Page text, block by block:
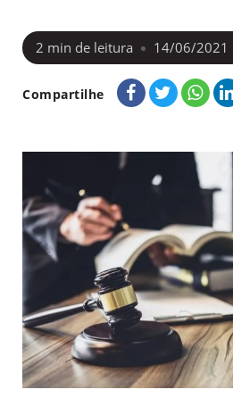
2 min de leitura 14/06/2021
Compartilhe